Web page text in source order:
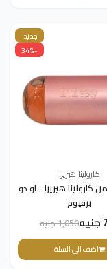
جديد
-34%
كارولينا هيريرا
عطر 212 من كارولينا هيريرا - او دو
برفيوم
1,050 جنيه
اضف الى السلة